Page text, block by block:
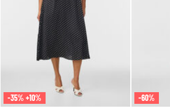
-35% +10% -60%